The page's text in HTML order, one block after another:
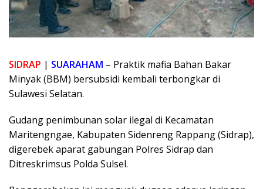
SIDRAP | SUARAHAM – Praktik mafia Bahan Bakar
Minyak (BBM) bersubsidi kembali terbongkar di
Sulawesi Selatan.
Gudang penimbunan solar ilegal di Kecamatan
Maritengngae, Kabupaten Sidenreng Rappang (Sidrap),
digerebek aparat gabungan Polres Sidrap dan
Ditreskrimsus Polda Sulsel.